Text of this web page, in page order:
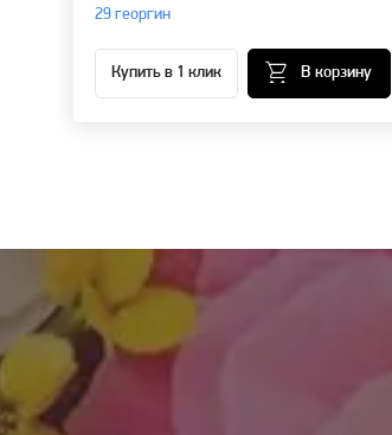
29 георгин
Купить в 1 клик В корзину